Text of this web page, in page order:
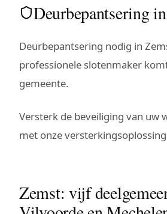
Deurbepantsering
Deurbepantsering nodig in
professionele slotenmaker
gemeente.
Versterk de beveiliging van uw
met onze
Zemst: vijf